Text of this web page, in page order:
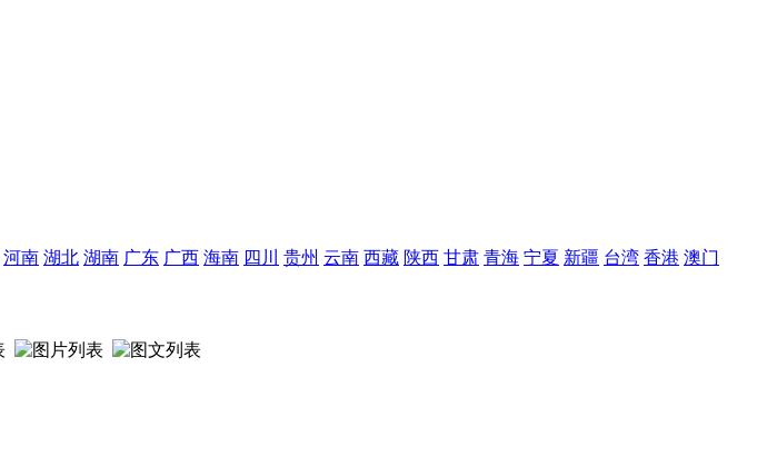
河南 湖北 湖南 广东 广西 海南 四川 贵州 云南 西藏 陕西 甘肃 青海 宁夏 新疆 台湾 香港 澳门